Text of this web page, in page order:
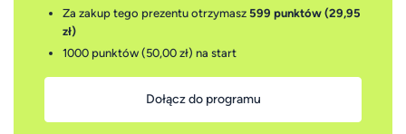
Za zakup tego prezentu otrzymasz 599 punktów (29,95
zł)
1000 punktów (50,00 zł) na start
Dołącz do programu